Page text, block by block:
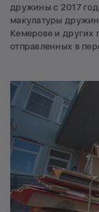
дружины с 2017
макулатуры
Кемерове и других
отправленных в